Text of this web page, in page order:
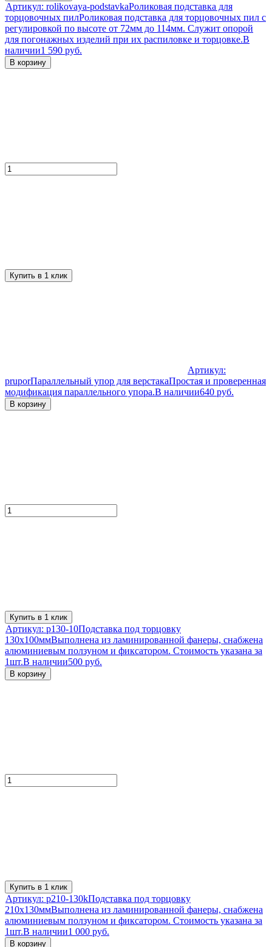
Артикул: rolikovaya-podstavkaРоликовая подставка для
торцовочных пилРоликовая подставка для торцовочных пил с
регулировкой по высоте от 72мм до 114мм. Служит опорой
для погонажных изделий при их распиловке и торцовке.В
наличии1 590 руб.
В корзину
Купить в 1 клик
Артикул:
pruporПараллельный упор для верстакаПростая и проверенная
модификация параллельного упора.В наличии640 руб.
В корзину
Купить в 1 клик
Артикул: p130-10Подставка под торцовку
130х100ммВыполнена из ламинированной фанеры, снабжена
алюминиевым ползуном и фиксатором. Стоимость указана за
1шт.В наличии500 руб.
В корзину
Купить в 1 клик
Артикул: p210-130kПодставка под торцовку
210х130ммВыполнена из ламинированной фанеры, снабжена
алюминиевым ползуном и фиксатором. Стоимость указана за
1шт.В наличии1 000 руб.
В корзину